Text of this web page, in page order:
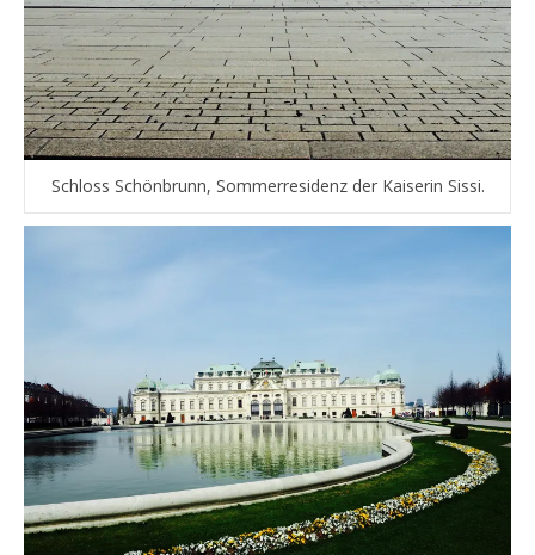
Schloss Schönbrunn, Sommerresidenz der Kaiserin Sissi.